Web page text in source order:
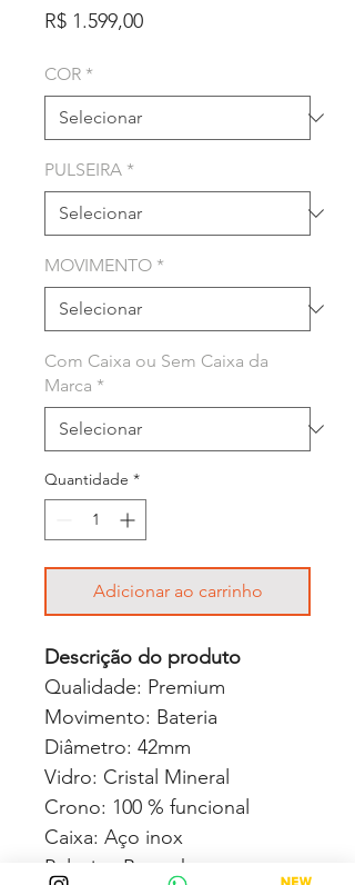
R$ 1.599,00Preço
COR *
PULSEIRA *
MOVIMENTO *
Com Caixa ou Sem Caixa da
Marca *
Quantidade *
Adicionar ao carrinho
Descrição do produto
Qualidade: Premium
Movimento: Bateria
Diâmetro: 42mm
Vidro: Cristal Mineral
Crono: 100 % funcional
Caixa: Aço inox
Pulseira: Borracha